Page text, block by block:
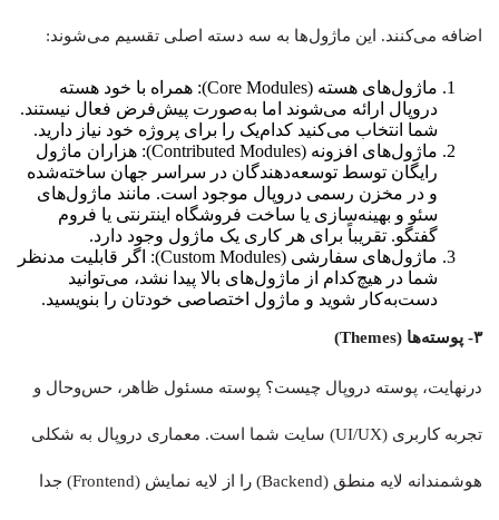
اضافه می‌کنند. این ماژول‌ها به سه دسته اصلی تقسیم می‌شوند:
ماژول‌های هسته (Core Modules): همراه با خود هسته
دروپال ارائه می‌شوند اما به‌صورت پیش‌فرض فعال نیستند.
شما انتخاب می‌کنید کدام‌یک را برای پروژه خود نیاز دارید.
ماژول‌های افزونه (Contributed Modules): هزاران ماژول
رایگان توسط توسعه‌دهندگان در سراسر جهان ساخته‌شده
و در مخزن رسمی دروپال موجود است. مانند ماژول‌های
سئو و بهینه‌سازی یا ساخت فروشگاه اینترنتی یا فروم
گفتگو. تقریباً برای هر کاری یک ماژول وجود دارد.
ماژول‌های سفارشی (Custom Modules): اگر قابلیت مدنظر
شما در هیچ‌کدام از ماژول‌های بالا پیدا نشد، می‌توانید
دست‌به‌کار شوید و ماژول اختصاصی خودتان را بنویسید.
۳- پوسته‌ها (Themes)
درنهایت، پوسته دروپال چیست؟ پوسته مسئول ظاهر، حس‌وحال و
تجربه کاربری (UI/UX) سایت شما است. معماری دروپال به شکلی
هوشمندانه لایه منطق (Backend) را از لایه نمایش (Frontend) جدا